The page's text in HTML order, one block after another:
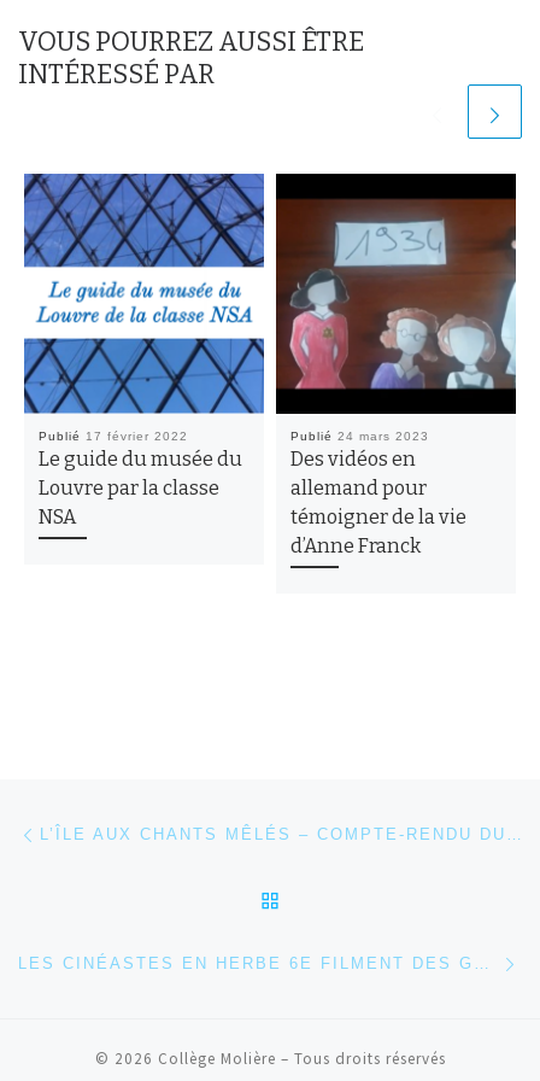
VOUS POURREZ AUSSI ÊTRE
INTÉRESSÉ PAR
Publié 17 février 2022
Le guide du musée du
Louvre par la classe
NSA
Publié 24 mars 2023
Des vidéos en
allemand pour
témoigner de la vie
d’Anne Franck
Parcourir les articles L’ÎLE AUX CHANTS MÊLÉS – COMPTE-RENDU DU SPECTACLE PAR LES ÉLÈVES DE NSA
© 2026 Collège Molière – Tous droits réservés